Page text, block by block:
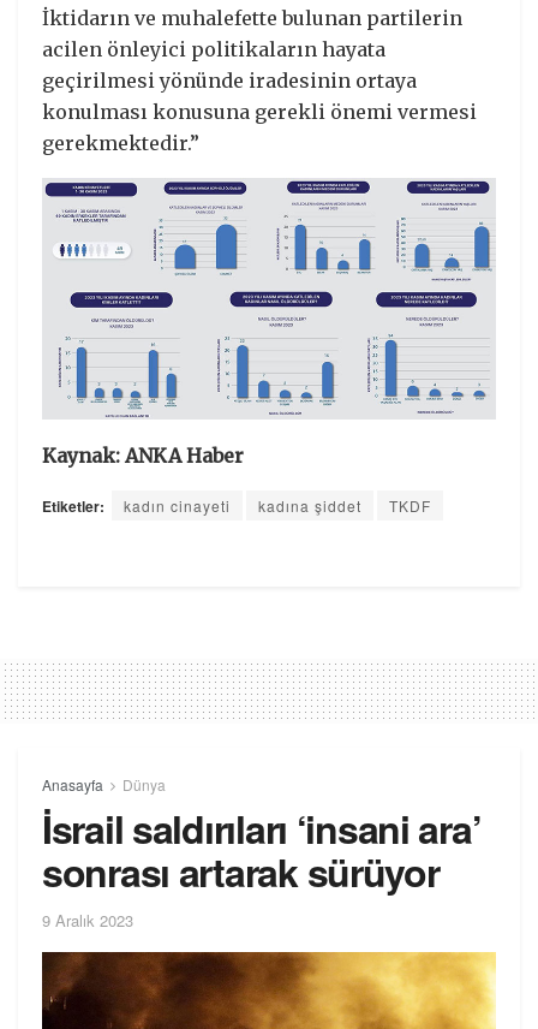
İktidarın ve muhalefette bulunan partilerin
acilen önleyici politikaların hayata
geçirilmesi yönünde iradesinin ortaya
konulması konusuna gerekli önemi vermesi
gerekmektedir.”
Kaynak: ANKA Haber
Etiketler: kadın cinayeti kadına şiddet TKDF
Anasayfa Dünya
İsrail saldırıları ‘insani ara’
sonrası artarak sürüyor
9 Aralık 2023